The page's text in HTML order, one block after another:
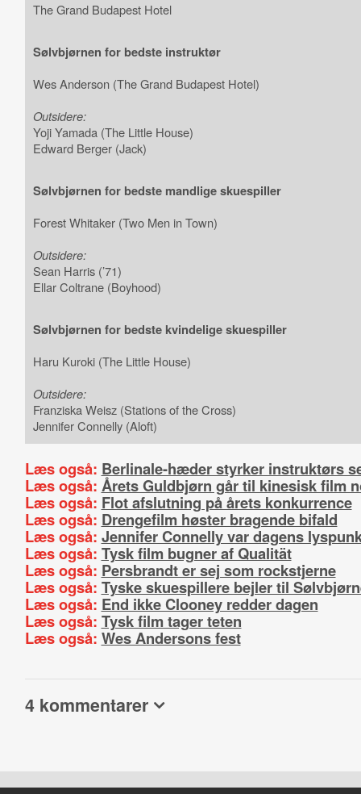
The Grand Budapest Hotel
Sølvbjørnen for bedste instruktør
Wes Anderson (The Grand Budapest Hotel)
Outsidere:
Yoji Yamada (The Little House)
Edward Berger (Jack)
Sølvbjørnen for bedste mandlige skuespiller
Forest Whitaker (Two Men in Town)
Outsidere:
Sean Harris (’71)
Ellar Coltrane (Boyhood)
Sølvbjørnen for bedste kvindelige skuespiller
Haru Kuroki (The Little House)
Outsidere:
Franziska Weisz (Stations of the Cross)
Jennifer Connelly (Aloft)
Læs også: Berlinale-hæder styrker instruktørs
Læs også: Årets Guldbjørn går til kinesisk film
Læs også: Flot afslutning på årets konkurrence
Læs også: Drengefilm høster bragende bifald
Læs også: Jennifer Connelly var dagens
Læs også: Tysk film bugner af Qualität
Læs også: Persbrandt er sej som rockstjerne
Læs også: Tyske skuespillere bejler til
Læs også: End ikke Clooney redder dagen
Læs også: Tysk film tager teten
Læs også: Wes Andersons fest
4 kommentarer